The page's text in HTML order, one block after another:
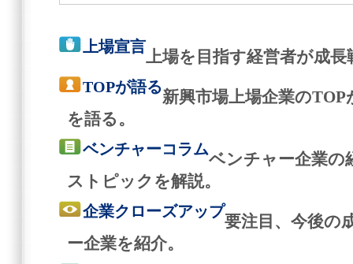
上場宣言
上場を目指す経営者が成
TOPが語る
新興市場上場企業の
を語る。
ベンチャーコラム
ベンチャー企業の
ストピックを解説。
企業クローズアップ
要注目、今後の
ー企業を紹介。